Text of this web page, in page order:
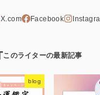
blog